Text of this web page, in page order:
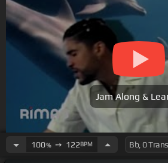
Jam Along &
100%➙ 122BPM